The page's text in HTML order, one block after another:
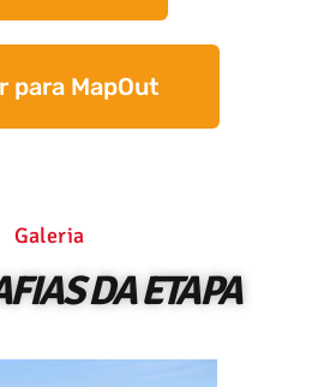
para MapOut
Galeria
DA ETAPA